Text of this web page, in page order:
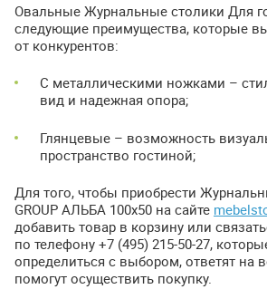
Овальные Журнальные столики Для
следующие преимущества, которые
от конкурентов:
С металлическими ножками –
вид и надежная опора;
Глянцевые – возможность
пространство гостиной;
Для того, чтобы приобрести
GROUP АЛЬБА 100х50 на сайте
добавить товар в корзину или
по телефону +7 (495) 215-50-27,
определиться с выбором, ответят на
помогут осуществить покупку.